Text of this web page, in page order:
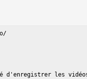
d'enregistrer les